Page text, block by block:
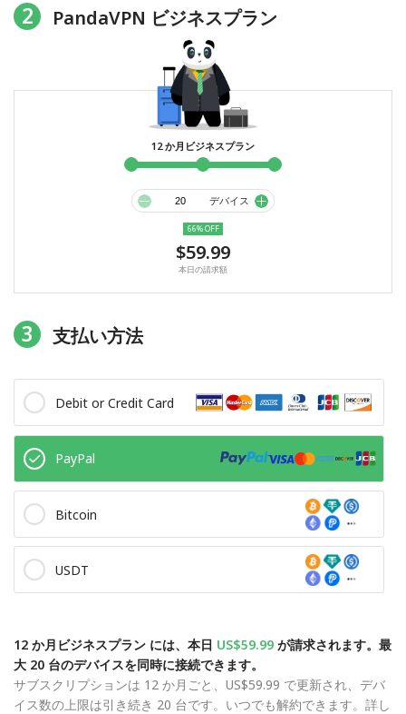
2 PandaVPN ビジネスプラン
12 か月ビジネスプラン
デバイス
66% OFF
$59.99
本日の請求額
3 支払い方法
Debit or Credit Card
PayPal
Bitcoin
USDT
12 か月ビジネスプラン には、本日 US$59.99 が請求されます。最
大 20 台のデバイスを同時に接続できます。
サブスクリプションは 12 か月ごと、US$59.99 で更新され、デバ
イス数の上限は引き続き 20 台です。いつでも解約できます。詳し